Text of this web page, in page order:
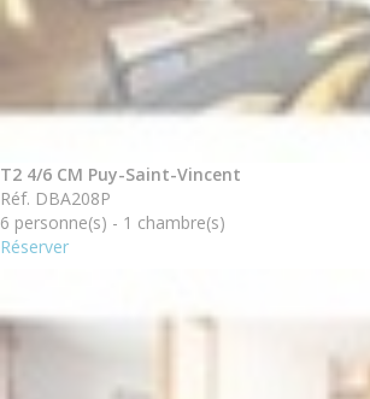
T2 4/6 CM Puy-Saint-Vincent
Réf. DBA208P
6 personne(s) - 1 chambre(s)
Réserver